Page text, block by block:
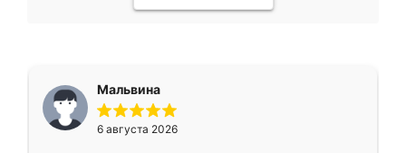
Мальвина
6 августа 2026